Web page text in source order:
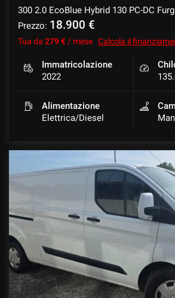
300 2.0 EcoBlue Hybrid 130 PC-DC
Prezzo: 18.900 €
Tua da 279 € / mese Calcola il
Immatricolazione
2022
Alimentazione
Elettrica/Diesel